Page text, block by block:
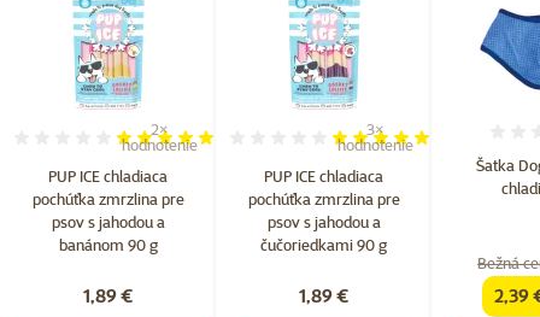
PUP ICE chladiaca
pochúťka zmrzlina pre
psov s jahodou a
banánom 90 g
Hodnotenie 100%, počet hodnotení: 2
2×
hodnotenie
1,89 €
PUP ICE chladiaca
pochúťka zmrzlina pre
psov s jahodou a
čučoriedkami 90 g
Hodnotenie 100%, počet
3×
hodnotenie
1,89 €
Šatka
Bežná
2,39